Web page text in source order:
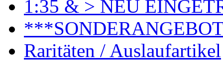
1:35 & > NEU
Raritäten / Auslaufartikel